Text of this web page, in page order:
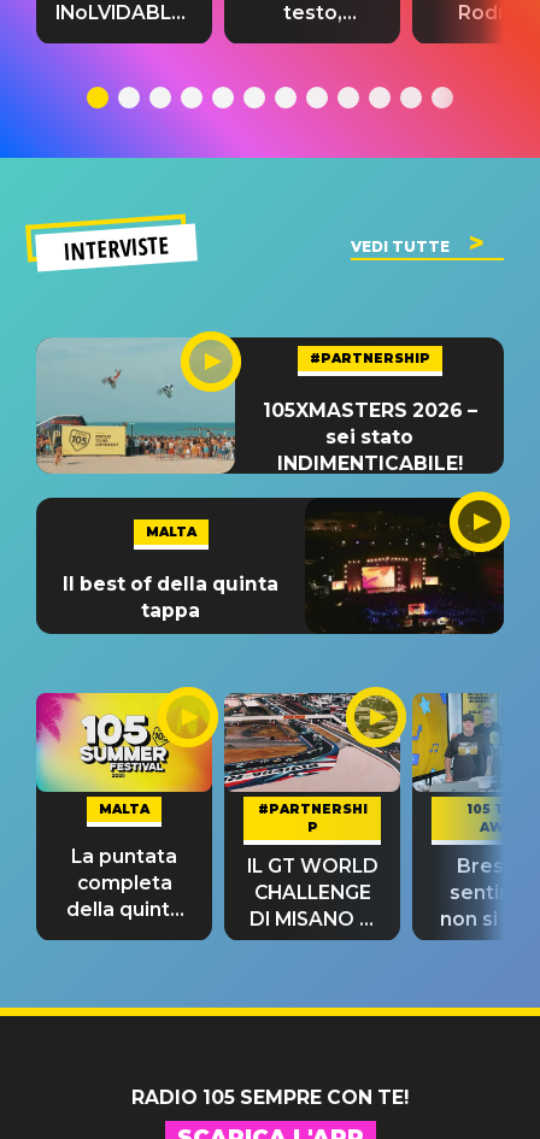
INoLVIDABLE”:
testo,
significato
testo,
traduzione e
del singolo
testo,
INTERVISTE VEDI TUTTE
#PARTNERSHIP
105XMASTERS 2026 –
sei stato
INDIMENTICABILE!
MALTA
Il best of della quinta
tappa
MALTA
La puntata
completa
della quinta
tappa
#PARTNERSHI
P
IL GT WORLD
CHALLENGE
DI MISANO si
riconferma
105 TAKE
AWAY
Bresh:
non si
fino alla
RADIO 105 SEMPRE CON TE!